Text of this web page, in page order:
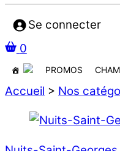
Se connecter
0
PROMOS
Accueil > Nos